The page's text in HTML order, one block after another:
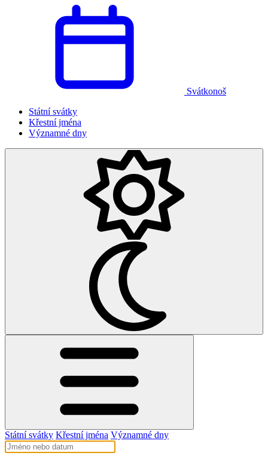
Svátkonoš
Státní svátky
Křestní jména
Významné dny
Státní svátky Křestní jména Významné dny